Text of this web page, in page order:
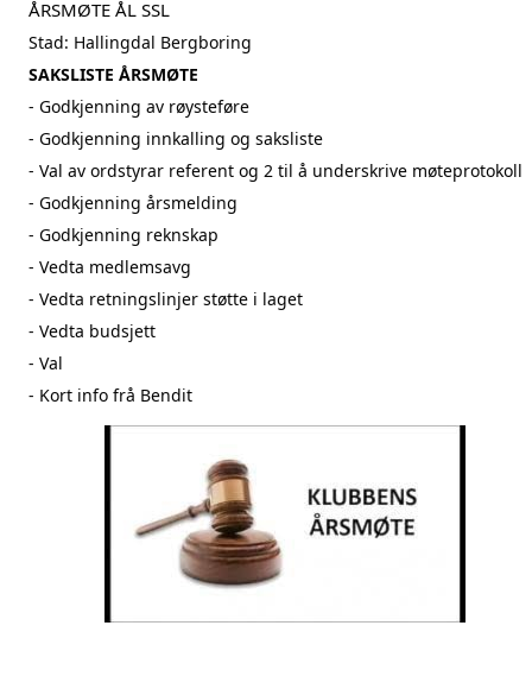
ÅRSMØTE ÅL SSL
Stad: Hallingdal Bergboring
SAKSLISTE ÅRSMØTE
- Godkjenning av røysteføre
- Godkjenning innkalling og saksliste
- Val av ordstyrar referent og 2 til å underskrive møteprotokoll
- Godkjenning årsmelding
- Godkjenning reknskap
- Vedta medlemsavg
- Vedta retningslinjer støtte i laget
- Vedta budsjett
- Val
- Kort info frå Bendit